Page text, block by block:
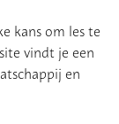
kans om les te
vindt je een
en